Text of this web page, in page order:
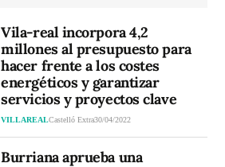
Vila-real incorpora 4,2
millones al presupuesto para
hacer frente a los costes
energéticos y garantizar
servicios y proyectos clave
VILLAREALCastelló Extra30/04/2022
Burriana aprueba una